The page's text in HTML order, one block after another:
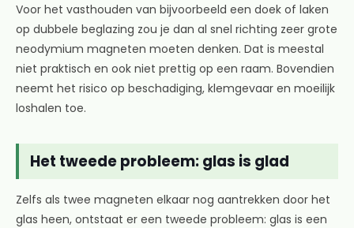
Voor het vasthouden van bijvoorbeeld een doek of laken
op dubbele beglazing zou je dan al snel richting zeer grote
neodymium magneten moeten denken. Dat is meestal
niet praktisch en ook niet prettig op een raam. Bovendien
neemt het risico op beschadiging, klemgevaar en moeilijk
loshalen toe.
Het tweede probleem: glas is glad
Zelfs als twee magneten elkaar nog aantrekken door het
glas heen, ontstaat er een tweede probleem: glas is een